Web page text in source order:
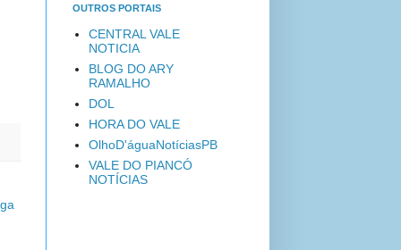
OUTROS PORTAIS
CENTRAL VALE
NOTICIA
BLOG DO ARY
RAMALHO
DOL
HORA DO VALE
OlhoD'águaNotíciasPB
VALE DO PIANCÓ
NOTÍCIAS